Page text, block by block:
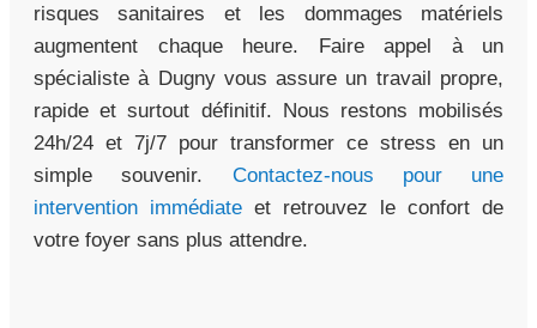
risques sanitaires et les dommages matériels
augmentent chaque heure. Faire appel à un
spécialiste à Dugny vous assure un travail propre,
rapide et surtout définitif. Nous restons mobilisés
24h/24 et 7j/7 pour transformer ce stress en un
simple souvenir. Contactez-nous pour une
intervention immédiate et retrouvez le confort de
votre foyer sans plus attendre.